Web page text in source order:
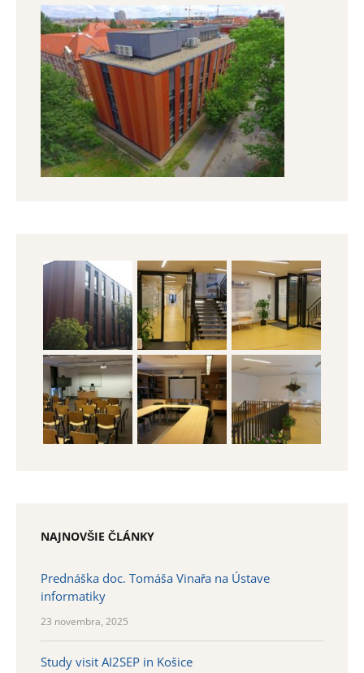
NAJNOVŠIE ČLÁNKY
Prednáška doc. Tomáša Vinařa na Ústave
informatiky
23 novembra, 2025
Study visit AI2SEP in Košice